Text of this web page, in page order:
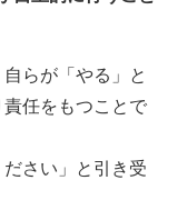
らが「やる」と
任をもつことで
さい」と引き受